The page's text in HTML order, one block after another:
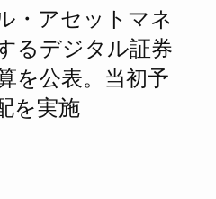
・アセットマネ
るデジタル証券
を公表。当初予
を実施